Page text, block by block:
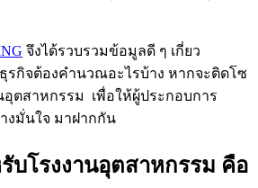
จึงได้รวบรวมข้อมูลดี ๆ เกี่ยว
รกิจต้องคำนวณอะไรบ้าง หากจะติดโซ
อุตสาหกรรม เพื่อให้ผู้ประกอบการ
งมั่นใจ มาฝากกัน
บโรงงานอุตสาหกรรม คือ